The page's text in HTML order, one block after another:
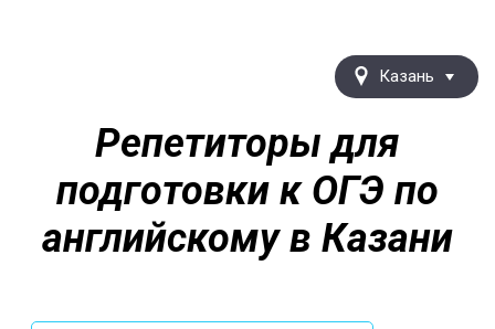
Репетиторы для
подготовки к ОГЭ по
английскому в Казани
Казань